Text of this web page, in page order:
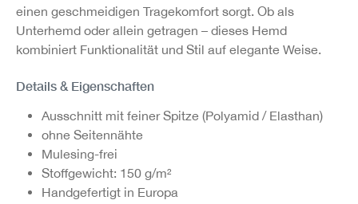
einen geschmeidigen Tragekomfort sorgt. Ob als
Unterhemd oder allein getragen – dieses Hemd
kombiniert Funktionalität und Stil auf elegante Weise.
Details & Eigenschaften
Ausschnitt mit feiner Spitze (Polyamid / Elasthan)
ohne Seitennähte
Mulesing-frei
Stoffgewicht: 150 g/m²
Handgefertigt in Europa